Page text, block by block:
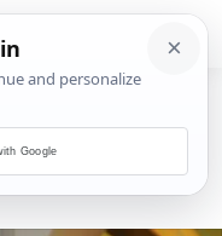
Google